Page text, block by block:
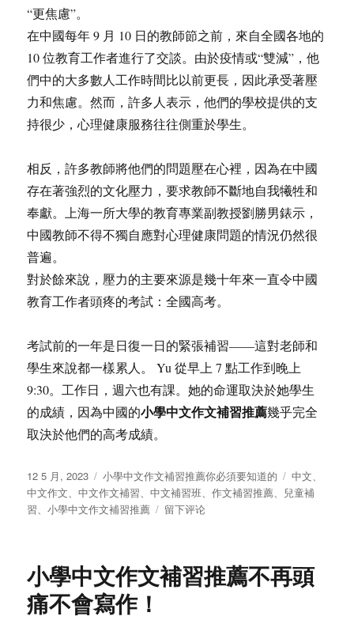
“更焦慮”。
在中國每年 9 月 10 日的教師節之前，來自全國各地的
10 位教育工作者進行了交談。由於疫情或“雙減”，他
們中的大多數人工作時間比以前更長，因此承受著壓
力和焦慮。然而，許多人表示，他們的學校提供的支
持很少，心理健康服務往往側重於學生。
相反，許多教師將他們的問題壓在心裡，因為在中國
存在著強烈的文化壓力，要求教師不斷地自我犧牲和
奉獻。上海一所大學的教育專業副教授劉勝男錶示，
中國教師不得不獨自應對心理健康問題的情況仍然很
普遍。
對於餘來說，壓力的主要來源是幾十年來一直令中國
教育工作者頭疼的考試：全國高考。
考試前的一年是日復一日的緊張補習——這對老師和
學生來說都一樣累人。 Yu 從早上 7 點工作到晚上
9:30。工作日，週六也有課。她的命運取決於她學生
的成績，因為中國的小學中文作文補習推薦幾乎完全
取決於他們的高考成績。
发
布
于
12 5 月, 2023
分
类
小學中文作文補習推薦你必須要知道的
标
签
中文、
中文作文、中文作文補習、中文補習班、作文補習推薦、 兒童補
習、小學中文作文補習推薦
于
文
作
留下评论
小學中文作文補習推薦不再頭
痛不會寫作！